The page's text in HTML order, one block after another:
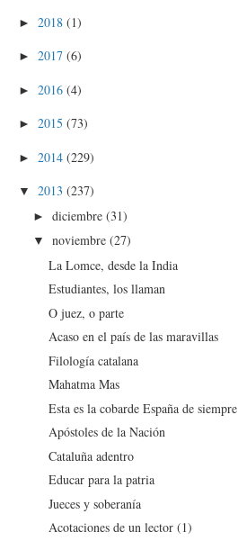
► 2018 (1)
► 2017 (6)
► 2016 (4)
► 2015 (73)
► 2014 (229)
▼ 2013 (237)
►diciembre(31)
▼noviembre(27)
La Lomce, desde la India
Estudiantes, los llaman
O juez, o parte
Acaso en el país de las maravillas
Filología catalana
Mahatma Mas
Esta es la cobarde España de siempre
Apóstoles de la Nación
Cataluña adentro
Educar para la patria
Jueces y soberanía
Acotaciones de un lector (1)